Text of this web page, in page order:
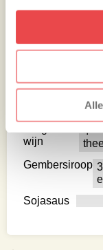
Marinade
3
5 spice
wijn
4
Gembersiroop 3
Sojasaus